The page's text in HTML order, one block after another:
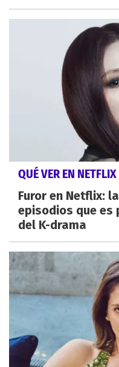
QUÉ VER EN NETFLIX
Furor en Netflix:
episodios que
del K-drama